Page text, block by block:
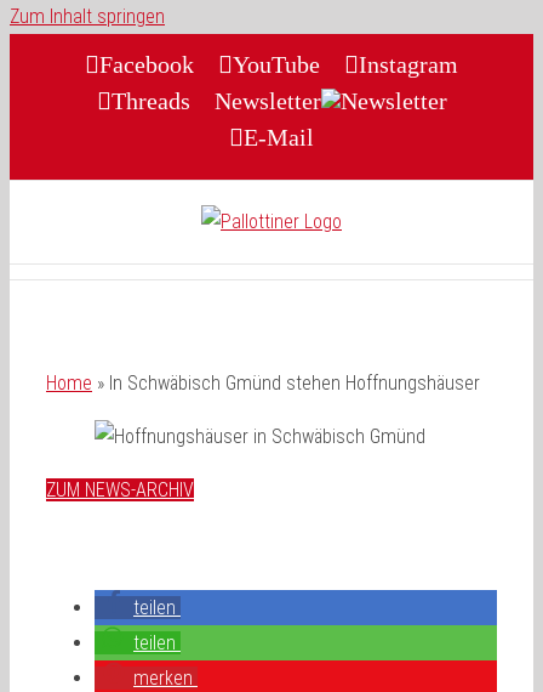
Zum Inhalt springen
Facebook YouTube
Instagram
Threads
Newsletter
E-Mail
Home » In Schwäbisch Gmünd stehen Hoffnungshäuser
ZUM NEWS-ARCHIV
teilen
teilen
merken